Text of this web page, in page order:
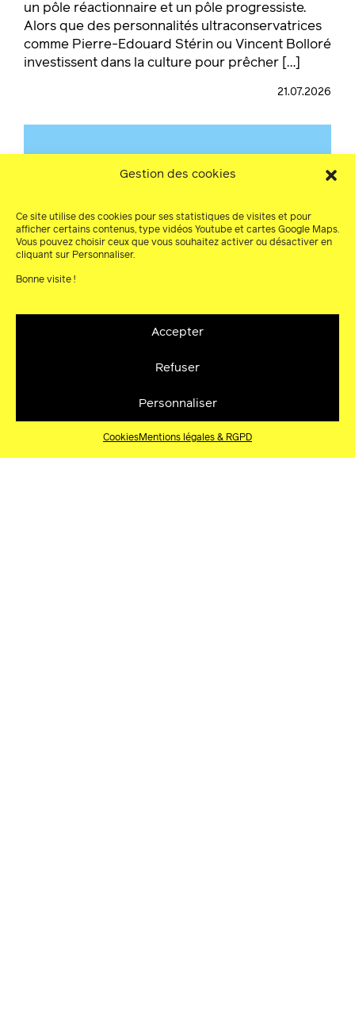
Gestion des cookies
Ce site utilise des cookies pour ses statistiques de visites et pour
afficher certains contenus, type vidéos Youtube et cartes Google Maps.
Vous pouvez choisir ceux que vous souhaitez activer ou désactiver en
cliquant sur Personnaliser.
Bonne visite !
Accepter
Refuser
Personnaliser
CookiesMentions légales & RGPD
un pôle réactionnaire et un pôle progressiste.
Alors que des personnalités ultraconservatrices
comme Pierre-Edouard Stérin ou Vincent Bolloré
investissent dans la culture pour prêcher […]
21.07.2026
AFRICOLORZ – TIMETABLE
AFRICOLORz – TIMETABLE ! Identité graphique :